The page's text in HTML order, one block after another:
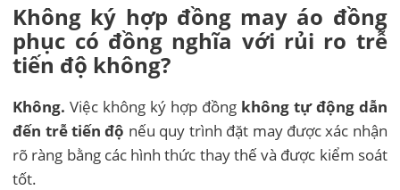
Không ký hợp đồng may áo đồng
phục có đồng nghĩa với rủi ro trễ
tiến độ không?
Không. Việc không ký hợp đồng không tự động dẫn
đến trễ tiến độ nếu quy trình đặt may được xác nhận
rõ ràng bằng các hình thức thay thế và được kiểm soát
tốt.